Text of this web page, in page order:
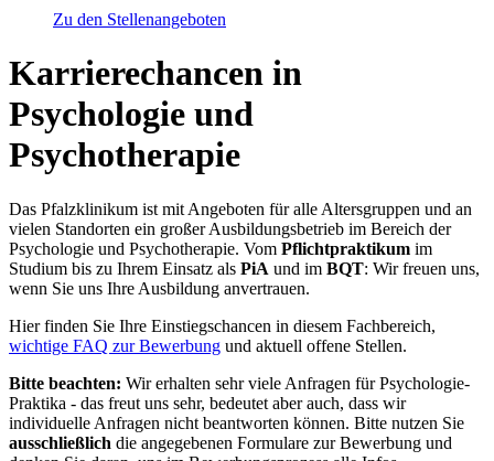
Zu den Stellenangeboten
Karrierechancen in
Psychologie und
Psychotherapie
Das Pfalzklinikum ist mit Angeboten für alle Altersgruppen und an
vielen Standorten ein großer Ausbildungsbetrieb im Bereich der
Psychologie und Psychotherapie. Vom Pflichtpraktikum im
Studium bis zu Ihrem Einsatz als PiA und im BQT: Wir freuen uns,
wenn Sie uns Ihre Ausbildung anvertrauen.
Hier finden Sie Ihre Einstiegschancen in diesem Fachbereich,
wichtige FAQ zur Bewerbung und aktuell offene Stellen.
Bitte beachten: Wir erhalten sehr viele Anfragen für Psychologie-
Praktika - das freut uns sehr, bedeutet aber auch, dass wir
individuelle Anfragen nicht beantworten können. Bitte nutzen Sie
ausschließlich die angegebenen Formulare zur Bewerbung und